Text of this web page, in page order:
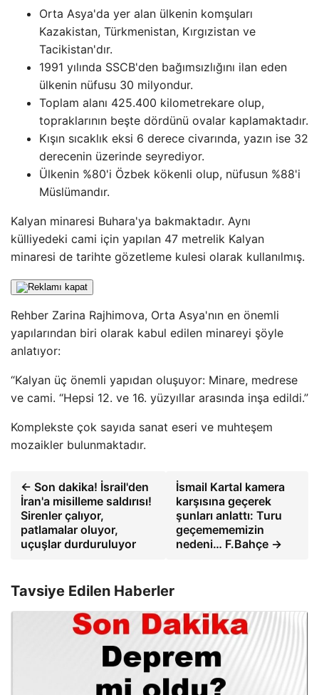
Orta Asya'da yer alan ülkenin komşuları
Kazakistan, Türkmenistan, Kırgızistan ve
Tacikistan'dır.
1991 yılında SSCB'den bağımsızlığını ilan eden
ülkenin nüfusu 30 milyondur.
Toplam alanı 425.400 kilometrekare olup,
topraklarının beşte dördünü ovalar kaplamaktadır.
Kışın sıcaklık eksi 6 derece civarında, yazın ise 32
derecenin üzerinde seyrediyor.
Ülkenin %80'i Özbek kökenli olup, nüfusun %88'i
Müslümandır.
Kalyan minaresi Buhara'ya bakmaktadır. Aynı
külliyedeki cami için yapılan 47 metrelik Kalyan
minaresi de tarihte gözetleme kulesi olarak kullanılmış.
Rehber Zarina Rajhimova, Orta Asya'nın en önemli
yapılarından biri olarak kabul edilen minareyi şöyle
anlatıyor:
“Kalyan üç önemli yapıdan oluşuyor: Minare, medrese
ve cami. “Hepsi 12. ve 16. yüzyıllar arasında inşa edildi.”
Komplekste çok sayıda sanat eseri ve muhteşem
mozaikler bulunmaktadır.
← Son dakika! İsrail'den
İran'a misilleme saldırısı!
Sirenler çalıyor,
patlamalar oluyor,
uçuşlar durduruluyor
İsmail Kartal kamera
karşısına geçerek
şunları anlattı: Turu
geçemememizin
nedeni… F.Bahçe →
Tavsiye Edilen Haberler